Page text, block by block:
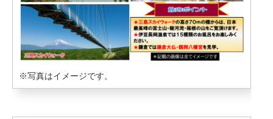
※写真はイメージです。